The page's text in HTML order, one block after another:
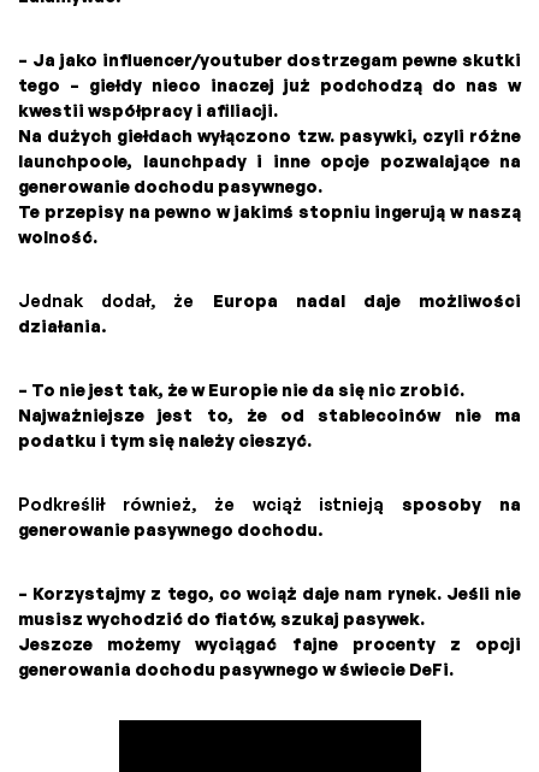
– Ja jako influencer/youtuber dostrzegam pewne skutki
tego – giełdy nieco inaczej już podchodzą do nas w
kwestii współpracy i afiliacji.
Na dużych giełdach wyłączono tzw. pasywki, czyli różne
launchpoole, launchpady i inne opcje pozwalające na
generowanie dochodu pasywnego.
Te przepisy na pewno w jakimś stopniu ingerują w naszą
wolność.
Jednak dodał, że Europa nadal daje możliwości
działania.
– To nie jest tak, że w Europie nie da się nic zrobić.
Najważniejsze jest to, że od stablecoinów nie ma
podatku i tym się należy cieszyć.
Podkreślił również, że wciąż istniejąsposoby na
generowanie pasywnego dochodu.
– Korzystajmy z tego, co wciąż daje nam rynek. Jeśli nie
musisz wychodzić do fiatów, szukaj pasywek.
Jeszcze możemy wyciągać fajne procenty z opcji
generowania dochodu pasywnego w świecie DeFi.